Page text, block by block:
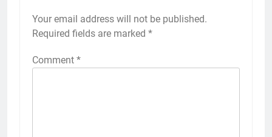
Your email address will not be published.
Required fields are marked *
Comment *